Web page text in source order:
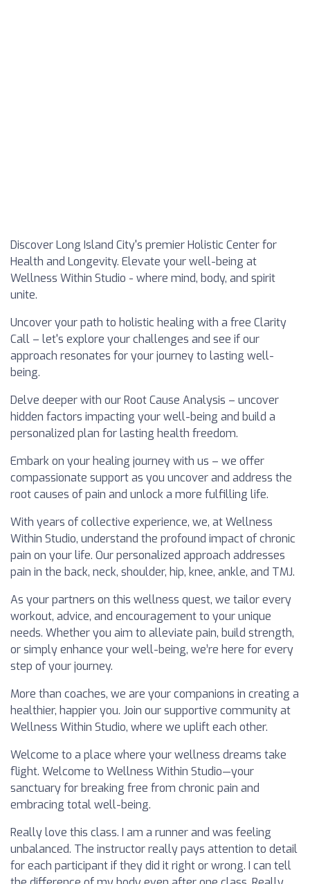
Discover Long Island City's premier Holistic Center for
Health and Longevity. Elevate your well-being at
Wellness Within Studio - where mind, body, and spirit
unite.
Uncover your path to holistic healing with a free Clarity
Call – let's explore your challenges and see if our
approach resonates for your journey to lasting well-
being.
Delve deeper with our Root Cause Analysis – uncover
hidden factors impacting your well-being and build a
personalized plan for lasting health freedom.
Embark on your healing journey with us – we offer
compassionate support as you uncover and address the
root causes of pain and unlock a more fulfilling life.
With years of collective experience, we, at Wellness
Within Studio, understand the profound impact of chronic
pain on your life. Our personalized approach addresses
pain in the back, neck, shoulder, hip, knee, ankle, and TMJ.
As your partners on this wellness quest, we tailor every
workout, advice, and encouragement to your unique
needs. Whether you aim to alleviate pain, build strength,
or simply enhance your well-being, we’re here for every
step of your journey.
More than coaches, we are your companions in creating a
healthier, happier you. Join our supportive community at
Wellness Within Studio, where we uplift each other.
Welcome to a place where your wellness dreams take
flight. Welcome to Wellness Within Studio—your
sanctuary for breaking free from chronic pain and
embracing total well-being.
Really love this class. I am a runner and was feeling
unbalanced. The instructor really pays attention to detail
for each participant if they did it right or wrong. I can tell